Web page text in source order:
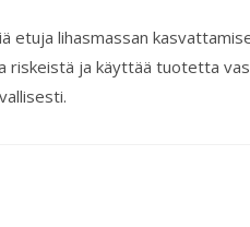
lihasmassan
riskeistä ja käyttää tuotetta